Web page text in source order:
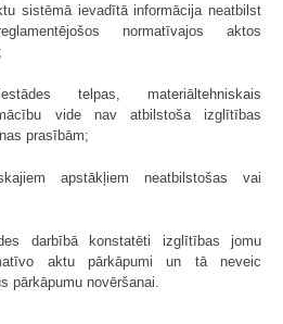
sistēmā ievadītā informācija neatbilst
normatīvajos aktos
telpas, materiāltehniskais
vide nav atbilstoša izglītības
prasībām;
apstākļiem neatbilstošas vai
darbībā konstatēti izglītības jomu
aktu pārkāpumi un tā neveic
pārkāpumu novēršanai.